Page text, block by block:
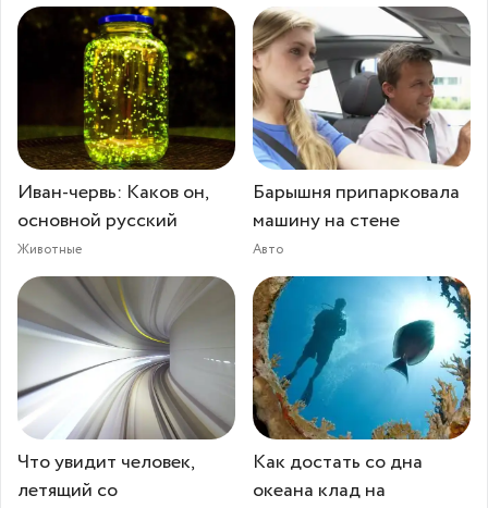
Иван-червь: Каков он,
основной русский
Животные
Барышня припарковала
машину на стене
Авто
Что увидит человек,
летящий со
Как достать со дна
океана клад на